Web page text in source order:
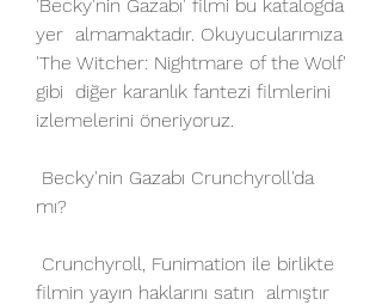
'Becky'nin Gazabı' filmi bu katalogda
yer  almamaktadır. Okuyucularımıza
'The Witcher: Nightmare of the Wolf'
gibi  diğer karanlık fantezi filmlerini
izlemelerini öneriyoruz.
mı?
filmin yayın haklarını satın  almıştır